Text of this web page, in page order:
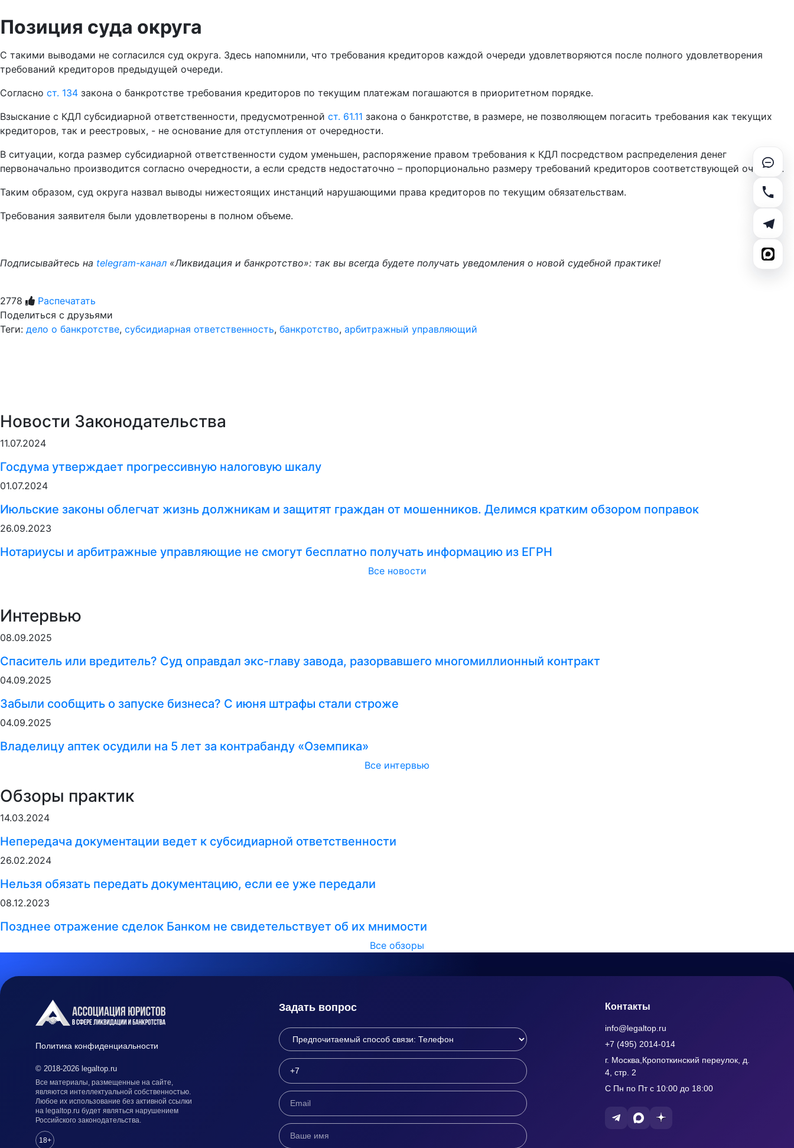
Позиция суда округа
С такими выводами не согласился суд округа. Здесь напомнили, что требования кредиторов каждой очереди удовлетворяются после полного удовлетворения
требований кредиторов предыдущей очереди.
Согласно ст. 134 закона о банкротстве требования кредиторов по текущим платежам погашаются в приоритетном порядке.
Взыскание с КДЛ субсидиарной ответственности, предусмотренной ст. 61.11 закона о банкротстве, в размере, не позволяющем погасить требования как текущих
кредиторов, так и реестровых, - не основание для отступления от очередности.
В ситуации, когда размер субсидиарной ответственности судом уменьшен, распоряжение правом требования к КДЛ посредством распределения денег
первоначально производится согласно очередности, а если средств недостаточно – пропорционально размеру требований кредиторов соответствующей очереди.
Таким образом, суд округа назвал выводы нижестоящих инстанций нарушающими права кредиторов по текущим обязательствам.
Требования заявителя были удовлетворены в полном объеме.
Подписывайтесь на telegram-канал «Ликвидация и банкротство»: так вы всегда будете получать уведомления о новой судебной практике!
2778
Распечатать
Поделиться с друзьями
Теги: дело о банкротстве, субсидиарная ответственность, банкротство, арбитражный управляющий
Новости Законодательства
11.07.2024
Госдума утверждает прогрессивную налоговую шкалу
01.07.2024
Июльские законы облегчат жизнь должникам и защитят граждан от мошенников. Делимся кратким обзором поправок
26.09.2023
Нотариусы и арбитражные управляющие не смогут бесплатно получать информацию из ЕГРН
Все новости
Интервью
08.09.2025
Спаситель или вредитель? Суд оправдал экс-главу завода, разорвавшего многомиллионный контракт
04.09.2025
Забыли сообщить о запуске бизнеса? С июня штрафы стали строже
04.09.2025
Владелицу аптек осудили на 5 лет за контрабанду «Оземпика»
Все интервью
Обзоры практик
14.03.2024
Непередача документации ведет к субсидиарной ответственности
26.02.2024
Нельзя обязать передать документацию, если ее уже передали
08.12.2023
Позднее отражение сделок Банком не свидетельствует об их мнимости
Все обзоры
Политика конфиденциальности
© 2018-2026 legaltop.ru
Все материалы, размещенные на сайте,
являются интеллектуальной собственностью.
Любое их использование без активной ссылки
на legaltop.ru будет являться нарушением
Российского законодательства.
18+
Задать вопрос Контакты
info@legaltop.ru
+7 (495) 2014-014
г. Москва,Кропоткинский переулок, д.
4, стр. 2
С Пн по Пт с 10:00 до 18:00